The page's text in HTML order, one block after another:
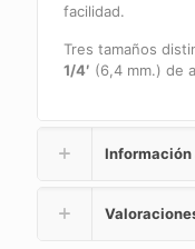
facilidad.
Tres tamaños
1/4′ (6,4 mm.) de